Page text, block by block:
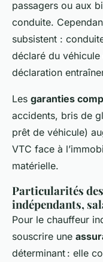
passagers ou aux
conduite.
subsistent :
déclaré du
déclaration
Les garanties
accidents, bris de
prêt de véhicule)
VTC face à
matérielle.
Particularités
indépendants,
Pour le chauffeur
souscrire une
déterminant : elle